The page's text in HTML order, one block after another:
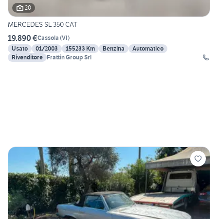
20
MERCEDES SL 350 CAT
19.890 €Cassola (VI)
Usato
01/2003 155233 Km Benzina
Automatico
Rivenditore Frattin Group Srl